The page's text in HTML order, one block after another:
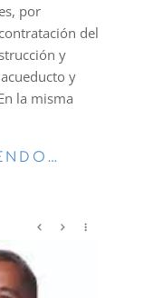
por
del
y
y
la misma